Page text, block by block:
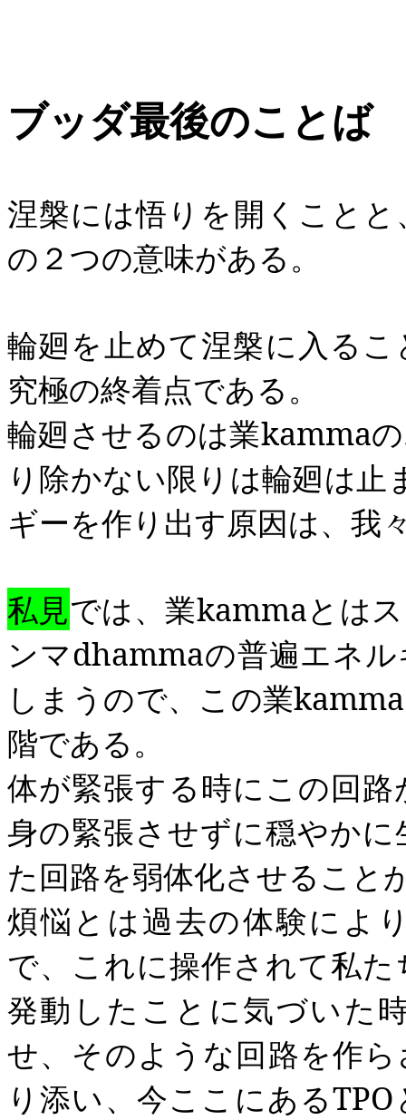
ブッダ最後のことば
涅槃には悟りを開くこと
の２つの意味がある。
輪廻を止めて涅槃に入る
究極の終着点である。
輪廻させるのは業kamma
り除かない限りは輪廻は止
ギーを作り出す原因は、我
私見では、業kammaとは
ンマdhammaの普遍エネ
しまうので、この業kamma
階である。
体が緊張する時にこの回
身の緊張させずに穏やか
た回路を弱体化させること
煩悩とは過去の体験によ
で、これに操作されて私
発動したことに気づいた
せ、そのような回路を作
り添い、今ここにあるTPO